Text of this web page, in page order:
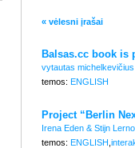
« vėlesni įrašai
Balsas.cc book is
vytautas michelkevičius
temos: ENGLISH
Project “Berlin
Irena Eden & Stijn
temos: ENGLISH